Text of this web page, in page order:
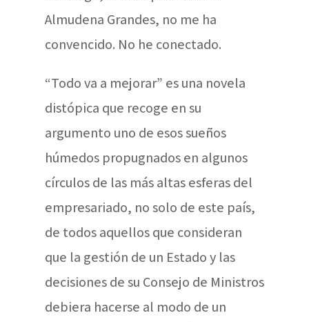
Almudena Grandes, no me ha
convencido. No he conectado.
“Todo va a mejorar” es una novela
distópica que recoge en su
argumento uno de esos sueños
húmedos propugnados en algunos
círculos de las más altas esferas del
empresariado, no solo de este país,
de todos aquellos que consideran
que la gestión de un Estado y las
decisiones de su Consejo de Ministros
debiera hacerse al modo de un